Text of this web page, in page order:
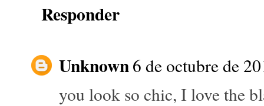
Responder
Unknown6 de octubre de
you look so chic, I love the